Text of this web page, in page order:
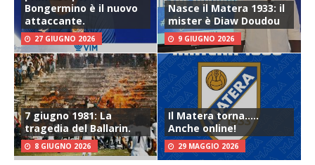
Bongermino è il nuovo
attaccante.
27 GIUGNO 2026
Nasce il Matera 1933: il
mister è Diaw Doudou
9 GIUGNO 2026
7 giugno 1981: La
tragedia del Ballarin.
8 GIUGNO 2026
Il Matera torna…..
Anche online!
29 MAGGIO 2026